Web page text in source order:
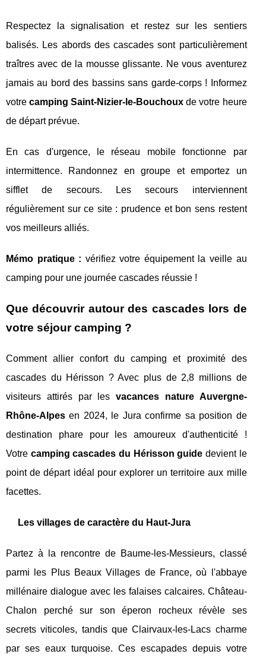
Respectez la signalisation et restez sur les sentiers
balisés. Les abords des cascades sont particulièrement
traîtres avec de la mousse glissante. Ne vous aventurez
jamais au bord des bassins sans garde-corps ! Informez
votrecamping Saint-Nizier-le-Bouchoux de votre heure
de départ prévue.
En cas d'urgence, le réseau mobile fonctionne par
intermittence. Randonnez en groupe et emportez un
sifflet de secours. Les secours interviennent
régulièrement sur ce site : prudence et bon sens restent
vos meilleurs alliés.
Mémo pratique : vérifiez votre équipement la veille au
camping pour une journée cascades réussie !
Que découvrir autour des cascades lors de
votre séjour camping ?
Comment allier confort du camping et proximité des
cascades du Hérisson ? Avec plus de 2,8 millions de
visiteurs attirés par lesvacances nature Auvergne-
Rhône-Alpes en 2024, le Jura confirme sa position de
destination phare pour les amoureux d'authenticité !
Votre camping cascades du Hérisson guide devient le
point de départ idéal pour explorer un territoire aux mille
facettes.
Les villages de caractère du Haut-Jura
Partez à la rencontre de Baume-les-Messieurs, classé
parmi les Plus Beaux Villages de France, où l'abbaye
millénaire dialogue avec les falaises calcaires. Château-
Chalon perché sur son éperon rocheux révèle ses
secrets viticoles, tandis que Clairvaux-les-Lacs charme
par ses eaux turquoise. Ces escapades depuis votre